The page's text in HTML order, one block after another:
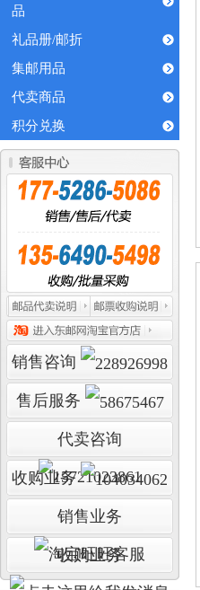
品
礼品册/邮折
集邮用品
代卖商品
积分兑换
销售咨询
售后服务
代卖咨询
收购业务
销售业务
收购业务